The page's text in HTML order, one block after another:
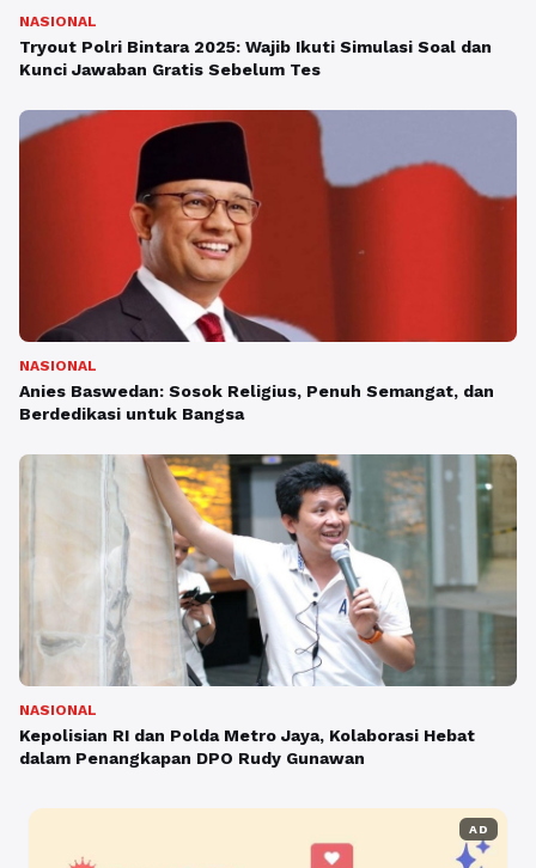
NASIONAL
Tryout Polri Bintara 2025: Wajib Ikuti Simulasi Soal dan
Kunci Jawaban Gratis Sebelum Tes
NASIONAL
Anies Baswedan: Sosok Religius, Penuh Semangat, dan
Berdedikasi untuk Bangsa
NASIONAL
Kepolisian RI dan Polda Metro Jaya, Kolaborasi Hebat
dalam Penangkapan DPO Rudy Gunawan
AD